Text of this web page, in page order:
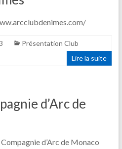
Présentation Club
Lire la suite
d’Arc de
d’Arc de Monaco